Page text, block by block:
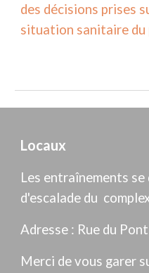
des décisions prises
situation sanitaire du
Locaux
Les entraînements
d'escalade du
Adresse : Rue du
Merci de vous garer